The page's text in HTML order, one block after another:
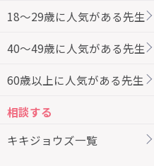
18～29歳に人気がある先生
40～49歳に人気がある先生
60歳以上に人気がある先生
相談する
キキジョウズ一覧